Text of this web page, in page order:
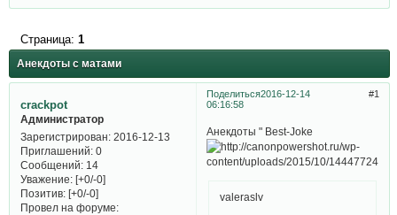
Анекдоты с матами
Страница: 1
Поделиться 1
2016-12-14
06:16:58
crackpot
Администратор
Зарегистрирован: 2016-12-13
Приглашений:0
Сообщений:14
Уважение: [+0/-0]
Позитив: [+0/-0]
Провел на форуме:
Анекдоты " Best-Joke
valeraslv